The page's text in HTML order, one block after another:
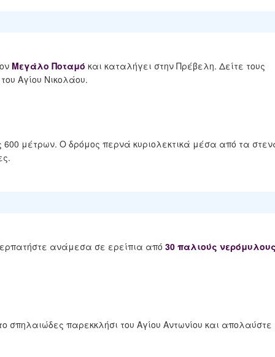
Μεγάλο Ποταμό και καταλήγει στην Πρέβελη. Δείτε τους
Αγίου Νικολάου.
μέτρων. Ο δρόμος περνά κυριολεκτικά μέσα από τα
ανάμεσα σε ερείπια από 30 παλιούς νερόμυλους
σπηλαιώδες παρεκκλήσι του Αγίου Αντωνίου και απολαύστε